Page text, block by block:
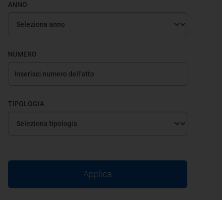
ANNO
NUMERO
TIPOLOGIA
Applica